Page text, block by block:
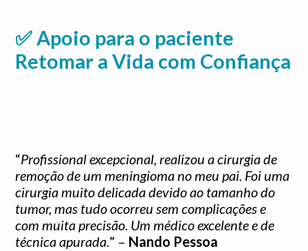
✅ Apoio para o paciente
Retomar a Vida com Confiança
“Profissional excepcional, realizou a cirurgia de
remoção de um meningioma no meu pai. Foi uma
cirurgia muito delicada devido ao tamanho do
tumor, mas tudo ocorreu sem complicações e
com muita precisão. Um médico excelente e de
técnica apurada.” – Nando Pessoa